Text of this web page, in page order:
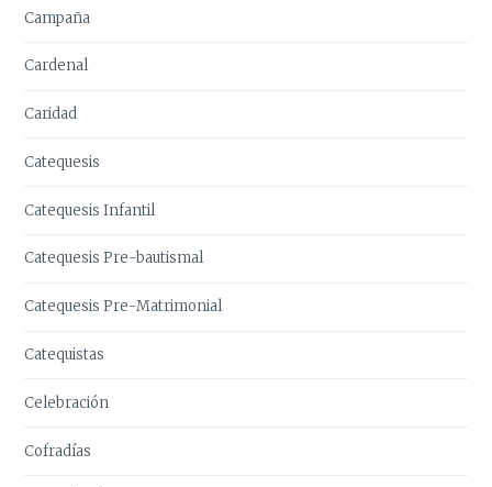
Campaña
Cardenal
Caridad
Catequesis
Catequesis Infantil
Catequesis Pre-bautismal
Catequesis Pre-Matrimonial
Catequistas
Celebración
Cofradías